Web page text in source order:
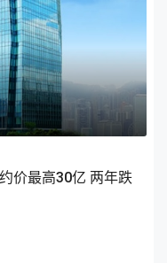
价最高30亿 两年跌